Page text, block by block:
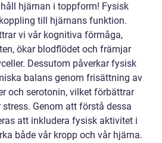
hjärnan i toppform! Fysisk
till hjärnans funktion.
vi vår kognitiva förmåga,
ökar blodflödet och främjar
Dessutom påverkar fysisk
balans genom frisättning av
och serotonin, vilket förbättrar
Genom att förstå dessa
att inkludera fysisk aktivitet i
både vår kropp och vår hjärna.